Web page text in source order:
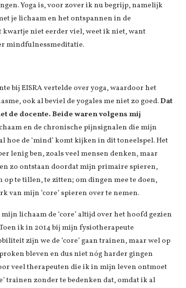
Yoga is, voor zover ik nu begrijp, namelijk
je lichaam en het ontspannen in de
niet eerder viel, weet ik niet, want
mindfulnessmeditatie.
bij EISRA vertelde over yoga, waardoor het
ook al beviel de yogales me niet zo goed.Dat
de docente. Beide waren volgens mij
en de chronische pijnsignalen die mijn
hoe de ‘mind’ komt kijken in dit toneelspel. Het
lenig ben, zoals veel mensen denken, maar
zo ontstaan doordat mijn primaire spieren,
te tillen, te zitten; om dingen mee te doen,
van mijn ‘core’ spieren over te nemen.
lichaam de ‘core’ altijd over het hoofd gezien
ik in 2014 bij mijn fysiotherapeute
zijn we de ‘core’ gaan trainen, maar wel op
bleven en dus niet nóg harder gingen
veel therapeuten die ik in mijn leven ontmoet
trainen zonder te bedenken dat, omdat ik al